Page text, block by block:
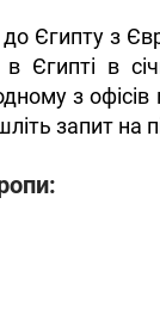
до Єгипту з
в Єгипті в
з
запит на